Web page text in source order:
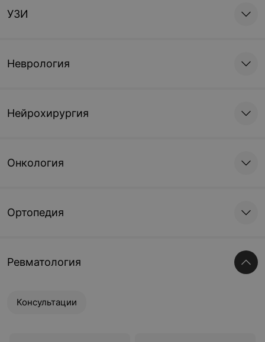
УЗИ
Неврология
Нейрохирургия
Онкология
Ортопедия
Ревматология
Консультации